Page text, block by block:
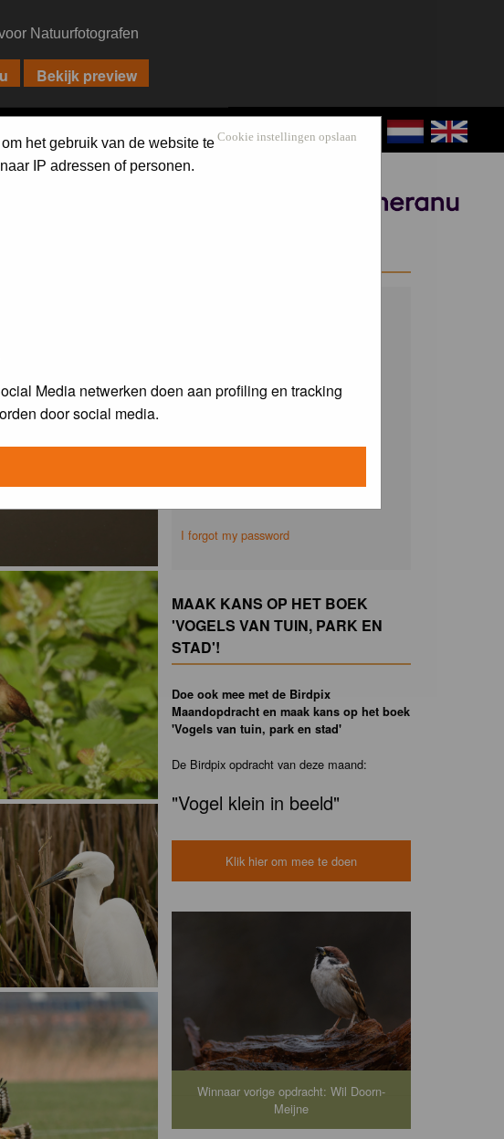
Natuurfotografen
Cookie instellingen opslaan
het gebruik van de website te
IP adressen of personen.
Media netwerken doen aan profiling en tracking
door social media.
I forgot my password
MAAK KANS OP HET BOEK
'VOGELS VAN TUIN, PARK EN
STAD'!
Doe ook mee met de Birdpix
Maandopdracht en maak kans op het boek
'Vogels van tuin, park en stad'
De Birdpix opdracht van deze maand:
"Vogel klein in beeld"
Klik hier om mee te doen
Winnaar vorige opdracht: Wil Doorn-
Meijne